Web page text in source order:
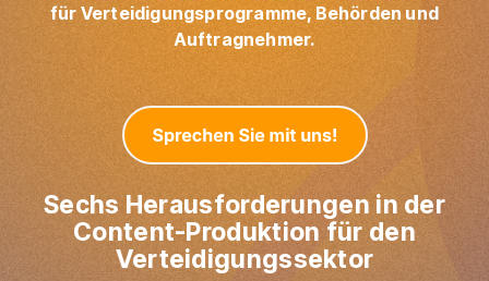
für Verteidigungsprogramme, Behörden und
Auftragnehmer.
Sechs Herausforderungen in der
Content-Produktion für den
Verteidigungssektor